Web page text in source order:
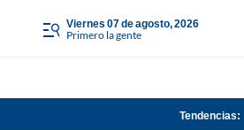
viernes 07 de agosto, 2026
Primero la gente
Tendencias: